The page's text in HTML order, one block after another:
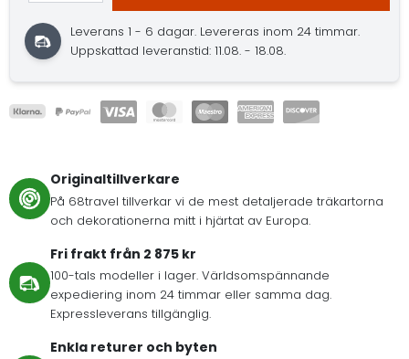
Leverans 1 - 6 dagar. Levereras inom 24 timmar.
Uppskattad leveranstid: 11.08. - 18.08.
Originaltillverkare
På 68travel tillverkar vi de mest detaljerade träkartorna
och dekorationerna mitt i hjärtat av Europa.
Fri frakt från 2 875 kr
100-tals modeller i lager. Världsomspännande
expediering inom 24 timmar eller samma dag.
Expressleverans tillgänglig.
Enkla returer och byten